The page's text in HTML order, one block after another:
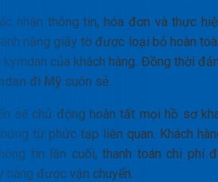
nhận thông tin, hóa đơn và thực
nặng giấy tờ được loại bỏ hoàn
kymdan của khách hàng. Đồng thời
đi Mỹ suôn sẻ.
sẽ chủ động hoàn tất mọi hồ sơ
từ phức tạp liên quan. Khách
tin lần cuối, thanh toán chi phí
hàng được vận chuyển.